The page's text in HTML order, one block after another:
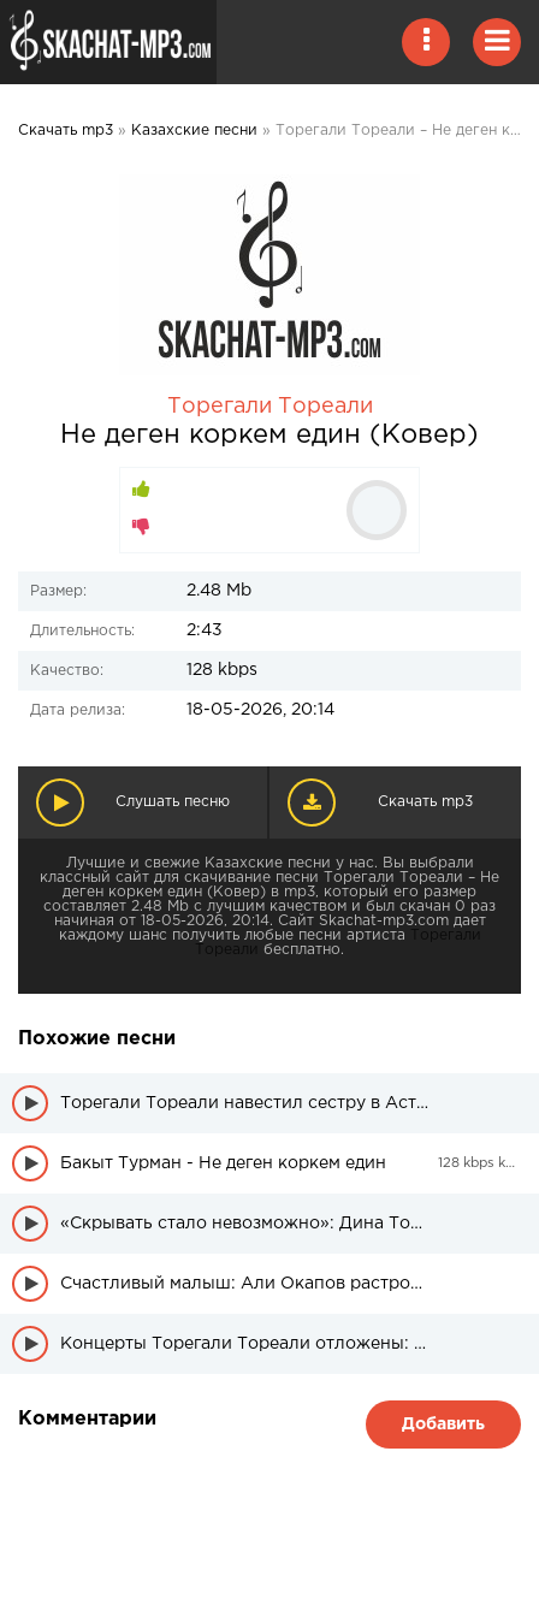
Скачать mp3 » Казахские песни » Торегали Тореали – Не деген коркем един (Ковер) mp3 скачать
Торегали Тореали
Не деген коркем един (Ковер)
Размер: 2.48 Mb
Длительность: 2:43
Качество: 128 kbps
Дата релиза: 18-05-2026, 20:14
Слушать песню Скачать mp3
Лучшие и свежие Казахские песни у нас. Вы выбрали
классный сайт для скачивание песни Торегали Тореали – Не
деген коркем един (Ковер) в mp3, который его размер
составляет 2.48 Mb с лучшим качеством и был скачан 0 раз
начиная от 18-05-2026, 20:14. Сайт Skachat-mp3.com дает
каждому шанс получить любые песни артиста
Торегали
Тореали
бесплатно.
Похожие песни
Торегали Тореали навестил сестру в Астане после перенесенной болезни
Бакыт Турман - Не деген коркем един 128 kbps kbps
«Скрывать стало невозможно»: Дина Тореали сообщила публике радостную новость (фото)
Счастливый малыш: Али Окапов растрогал сердца многих, опубликовав фото с отцом
Концерты Торегали Тореали отложены: отец артиста объяснил причину
Комментарии Добавить